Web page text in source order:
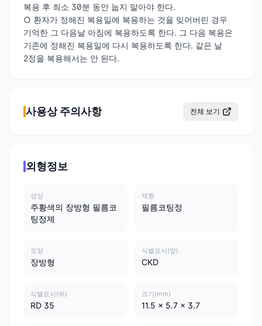
복용 후 최소 30분 동안 눕지 말아야 한다.
○ 환자가 정해진 복용일에 복용하는 것을 잊어버린 경우
기억한 그 다음날 아침에 복용하도록 한다. 그 다음 복용은
기존에 정해진 복용일에 다시 복용하도록 한다. 같은 날
2정을 복용해서는 안 된다.
사용상 주의사항 전체 보기
외형정보
성상
주황색의 장방형 필름코
팅정제
제형
필름코팅정
모양
장방형
식별표시(앞)
CKD
식별표시(뒤)
RD 35
크기(mm)
11.5 x 5.7 x 3.7